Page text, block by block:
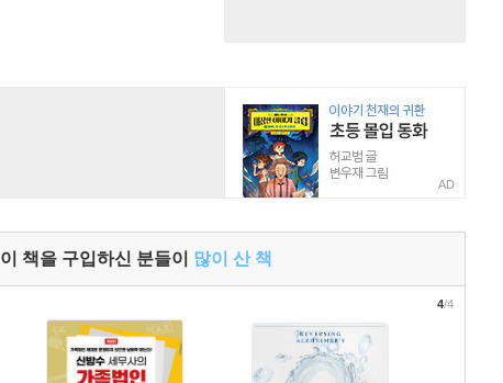
AD
이 책을 구입하신 분들이 많이 산 책
4/4